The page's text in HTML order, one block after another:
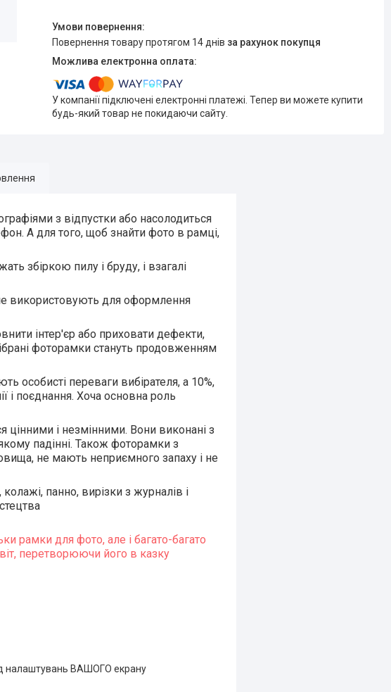
повернення товару протягом 14 днів за рахунок покупця
У компанії підключені електронні платежі. Тепер ви можете купити
будь-який товар не покидаючи сайту.
з відпустки або насолодиться
А для того, щоб знайти фото в рамці,
збіркою пилу і бруду, і взагалі
використовують для оформлення
інтер'єр або приховати дефекти,
фоторамки стануть продовженням
особисті переваги вибірателя, а 10%,
і поєднання. Хоча основна роль
і незмінними. Вони виконані з
падінні. Також фоторамки з
не мають неприємного запаху і не
панно, вирізки з журналів і
рамки для фото, але і багато-багато
перетворюючи його в казку
налаштувань ВАШОГО екрану